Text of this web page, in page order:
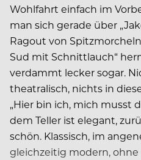
Wohlfahrt einfach im
man sich gerade über
Ragout von
Sud mit Schnittlauch“
verdammt lecker sogar.
theatralisch, nichts in
„Hier bin ich, mich musst
dem Teller ist elegant,
schön. Klassisch, im
gleichzeitig modern,